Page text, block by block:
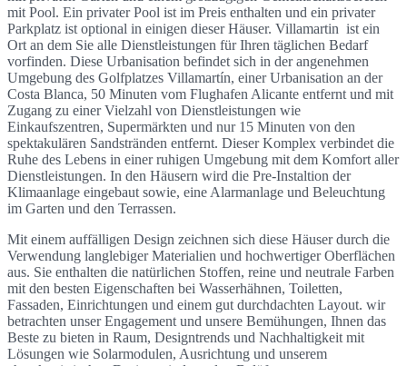
mit Pool. Ein privater Pool ist im Preis enthalten und ein privater
Parkplatz ist optional in einigen dieser Häuser. Villamartin ist ein
Ort an dem Sie alle Dienstleistungen für Ihren täglichen Bedarf
vorfinden. Diese Urbanisation befindet sich in der angenehmen
Umgebung des Golfplatzes Villamartín, einer Urbanisation an der
Costa Blanca, 50 Minuten vom Flughafen Alicante entfernt und mit
Zugang zu einer Vielzahl von Dienstleistungen wie
Einkaufszentren, Supermärkten und nur 15 Minuten von den
spektakulären Sandstränden entfernt. Dieser Komplex verbindet die
Ruhe des Lebens in einer ruhigen Umgebung mit dem Komfort aller
Dienstleistungen. In den Häusern wird die Pre-Instaltion der
Klimaanlage eingebaut sowie, eine Alarmanlage und Beleuchtung
im Garten und den Terrassen.
Mit einem auffälligen Design zeichnen sich diese Häuser durch die
Verwendung langlebiger Materialien und hochwertiger Oberflächen
aus. Sie enthalten die natürlichen Stoffen, reine und neutrale Farben
mit den besten Eigenschaften bei Wasserhähnen, Toiletten,
Fassaden, Einrichtungen und einem gut durchdachten Layout. wir
betrachten unser Engagement und unsere Bemühungen, Ihnen das
Beste zu bieten in Raum, Designtrends und Nachhaltigkeit mit
Lösungen wie Solarmodulen, Ausrichtung und unserem